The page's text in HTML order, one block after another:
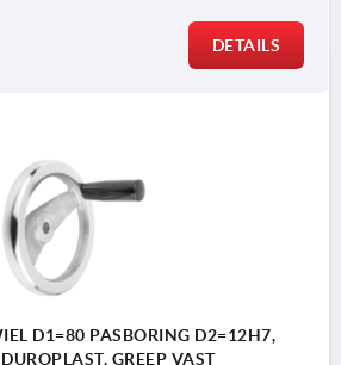
DETAILS
D1=80 PASBORING D2=12H7,
GREEP VAST